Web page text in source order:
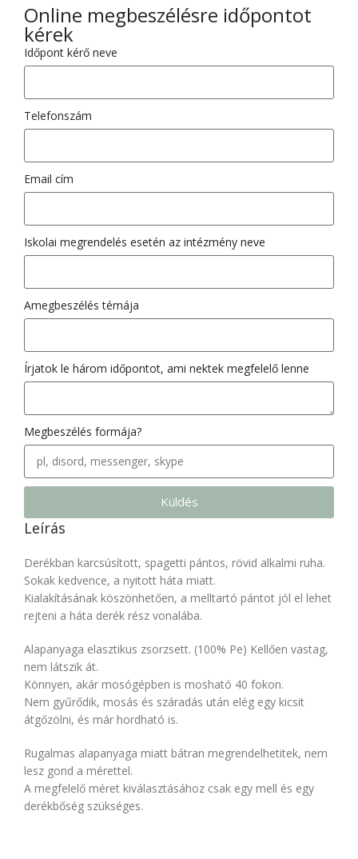
Online megbeszélésre időpontot
kérek
Időpont kérő neve
Telefonszám
Email cím
Iskolai megrendelés esetén az intézmény neve
Amegbeszélés témája
Írjatok le három időpontot, ami nektek megfelelő lenne
Megbeszélés formája?
Küldés
Leírás
Derékban karcsúsított, spagetti pántos, rövid alkalmi ruha.
Sokak kedvence, a nyitott háta miatt.
Kialakításának köszönhetően, a melltartó pántot jól el lehet
rejteni a háta derék rész vonalába.
Alapanyaga elasztikus zsorzsett. (100% Pe) Kellően vastag,
nem látszik át.
Könnyen, akár mosógépben is mosható 40 fokon.
Nem gyűrődik, mosás és száradás után elég egy kicsit
átgőzölni, és már hordható is.
Rugalmas alapanyaga miatt bátran megrendelhetitek, nem
lesz gond a mérettel.
A megfelelő méret kiválasztásához csak egy mell és egy
derékbőség szükséges.